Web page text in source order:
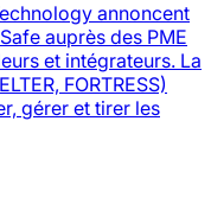
annoncent
auprès des PME
et intégrateurs. La
FORTRESS)
gérer et tirer les